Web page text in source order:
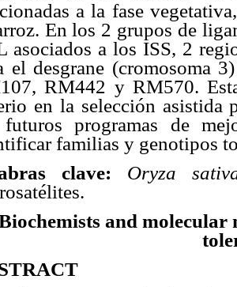
a la fase
En los 2 grupos de
asociados a los ISS, 2
el desgrane (cromosoma
RM442 y RM570.
en la selección asistida
programas de
familias y genotipos
clave: Oryza
and molecular